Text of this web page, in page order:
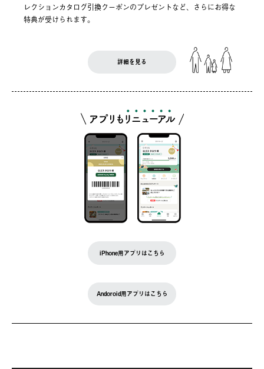
レクションカタログ引換クーポンのプレゼントなど、さらにお得な
特典が受けられます。
詳細を見る
iPhone用アプリはこちら
Andoroid用アプリはこちら